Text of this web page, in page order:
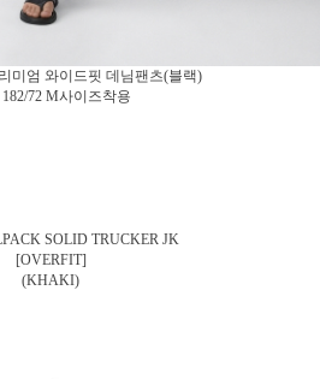
미엄 와이드핏 데님팬츠(블랙)
72 M사이즈착용
SOLID TRUCKER JK
[OVERFIT]
(KHAKI)